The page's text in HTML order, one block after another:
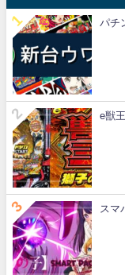
パチ
e獣
スマ